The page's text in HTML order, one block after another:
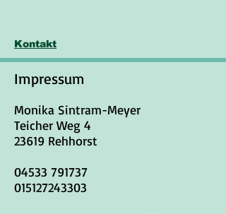
Kontakt
Impressum
Monika Sintram-Meyer
Teicher Weg 4
23619 Rehhorst
04533 791737
015127243303